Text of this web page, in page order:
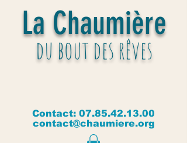
La Chaumière
du bout des rêves
Contact: 07.85.42.13.00
contact@chaumiere.org